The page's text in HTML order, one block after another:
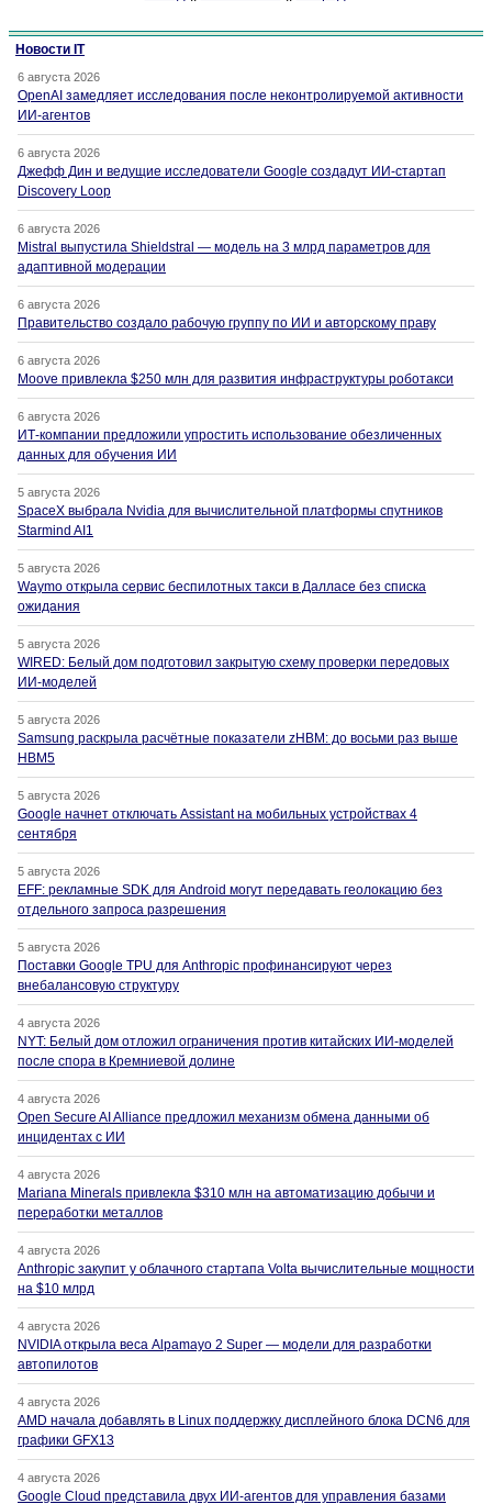
Новости IT
6 августа 2026
OpenAI замедляет исследования после неконтролируемой активности
ИИ-агентов
6 августа 2026
Джефф Дин и ведущие исследователи Google создадут ИИ-стартап
Discovery Loop
6 августа 2026
Mistral выпустила Shieldstral — модель на 3 млрд параметров для
адаптивной модерации
6 августа 2026
Правительство создало рабочую группу по ИИ и авторскому праву
6 августа 2026
Moove привлекла $250 млн для развития инфраструктуры роботакси
6 августа 2026
ИТ-компании предложили упростить использование обезличенных
данных для обучения ИИ
5 августа 2026
SpaceX выбрала Nvidia для вычислительной платформы спутников
Starmind AI1
5 августа 2026
Waymo открыла сервис беспилотных такси в Далласе без списка
ожидания
5 августа 2026
WIRED: Белый дом подготовил закрытую схему проверки передовых
ИИ-моделей
5 августа 2026
Samsung раскрыла расчётные показатели zHBM: до восьми раз выше
HBM5
5 августа 2026
Google начнет отключать Assistant на мобильных устройствах 4
сентября
5 августа 2026
EFF: рекламные SDK для Android могут передавать геолокацию без
отдельного запроса разрешения
5 августа 2026
Поставки Google TPU для Anthropic профинансируют через
внебалансовую структуру
4 августа 2026
NYT: Белый дом отложил ограничения против китайских ИИ-моделей
после спора в Кремниевой долине
4 августа 2026
Open Secure AI Alliance предложил механизм обмена данными об
инцидентах с ИИ
4 августа 2026
Mariana Minerals привлекла $310 млн на автоматизацию добычи и
переработки металлов
4 августа 2026
Anthropic закупит у облачного стартапа Volta вычислительные мощности
на $10 млрд
4 августа 2026
NVIDIA открыла веса Alpamayo 2 Super — модели для разработки
автопилотов
4 августа 2026
AMD начала добавлять в Linux поддержку дисплейного блока DCN6 для
графики GFX13
4 августа 2026
Google Cloud представила двух ИИ-агентов для управления базами